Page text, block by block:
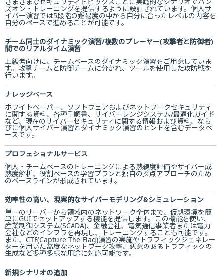
ズオン・トレーニングを提供するように設計されています。個人サ
イバー演習では5段階の難易度の中から自分に合ったレベルの内容を
自分のペースで進めることが可能です。
チーム同士のダイナミック演習/複数のプレーヤー(攻撃者と防御者)
間でのリアルタイム演習
上級者向けに、チームベースのダイナミック演習をご用意していま
す。攻撃チームと防御チームに分かれ、ツールを使用した攻防戦を
行います。
ナレッジベース
ホワイトペーパー、ソフトウェアおよびネットワークセキュリティ
に関する資料、各種手順書、サイバーレンジシステム/最適化ガイド
など、現在のサイバーセキュリティに関する情報および資料、なら
びに個人サイバー演習とダイナミック演習のヒントを含むデータベ
ースです。
プロフェショナルサービス
個人・チームベースのトレーニングによる熟練度評価やサイバー成
熟度解析、役割ベースの学習プランと独自の採点アプローチのため
のベースラインが形成されています。
効率性の高い、現実的なサイバーモデリング&シミュレーション
単一のサーバーから領域内のネットワーク全体まで、仮想環境を簡
単にGUIでセットアップする機能を提供します。この機能を使い、
産業制御システム(SCADA)、金融会社、電気通信事業者または電力
会社などのインフラを再現し、トレーニングすることも可能です。
また、CTF(Capture The Flag)演習の実施やトラフィックジェネレー
ターを用いた高度なネットワーク攻撃、悪意のあるトラフィックの
生成など多種多様な用途に対応可能です。
新規シナリオの追加